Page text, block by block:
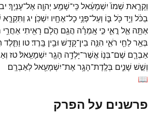
וְקָרָ֤את שְׁמוֹ֙ יִשְׁמָעֵ֔אלכִּֽי־שָׁמַ֥ע יְהוָ֖ה אֶל־עָנְיֵֽךְ׃ יב
בַכֹּ֔ל וְיַ֥דכֹּ֖ל בּ֑וֹ וְעַל־פְּנֵ֥י כָל־אֶחָ֖יו יִשְׁכֹּֽן׃ יג וַתִּקְרָ֤א
אַתָּ֖ה אֵ֣ל רֳאִ֑י כִּ֣י אָֽמְרָ֗ה הֲגַ֥ם הֲלֹ֛ם רָאִ֖יתִי אַחֲרֵ֥י
בְּאֵ֥רלַחַ֖י רֹאִ֑י הִנֵּ֥ה בֵין־קָדֵ֖שׁ וּבֵ֥ין בָּֽרֶד׃טו וַתֵּ֧לֶד
אַבְרָ֧ם שֶׁם־בְּנ֛וֹ אֲשֶׁר־יָלְדָ֥ה הָגָ֖ר יִשְׁמָעֵֽאל׃טז
וְשֵׁ֣שׁ שָׁנִ֑ים בְּלֶֽדֶת־הָגָ֥ראֶת־יִשְׁמָעֵ֖אללְאַבְרָֽם׃
📖
פרשנים על הפרק